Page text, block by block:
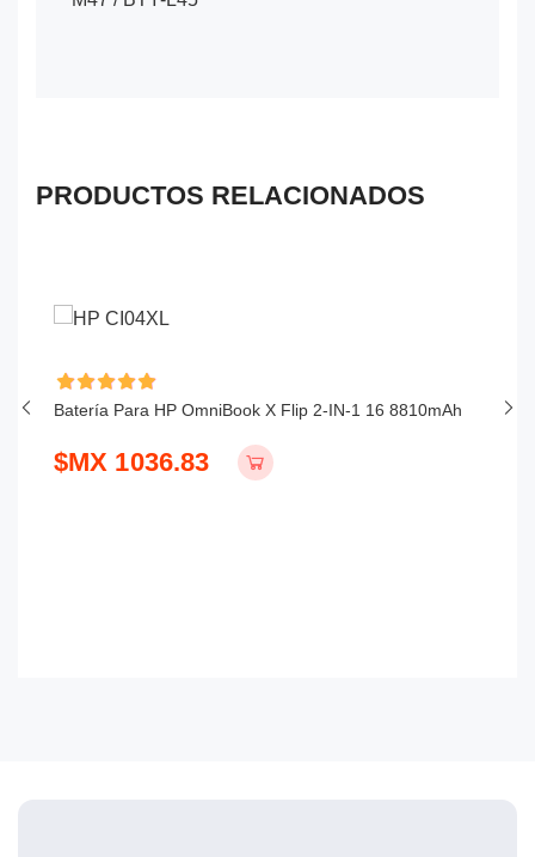
PRODUCTOS RELACIONADOS
Batería Para HP OmniBook X Flip 2-IN-1 16 8810mAh
$MX 1036.83